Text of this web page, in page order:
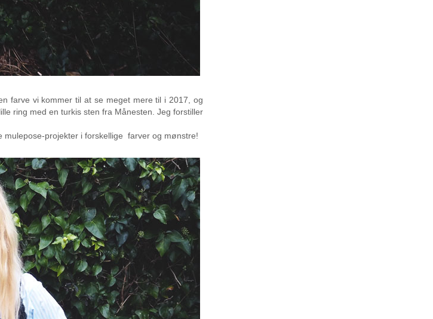
farve vi kommer til at se meget mere til i 2017, og
lille ring med en turkis sten fra Månesten. Jeg forstiller
mulepose-projekter i forskellige farver og mønstre!